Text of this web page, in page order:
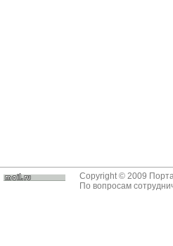
Copyright © 2009
По вопросам